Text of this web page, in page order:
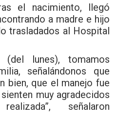
el nacimiento, llegó
a madre e hijo
trasladados al Hospital
(del lunes), tomamos
señalándonos que
bien, que el manejo fue
muy agradecidos
señalaron